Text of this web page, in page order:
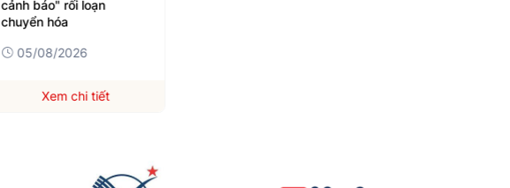
cảnh báo" rối loạn
chuyển hóa
05/08/2026
Xem chi tiết